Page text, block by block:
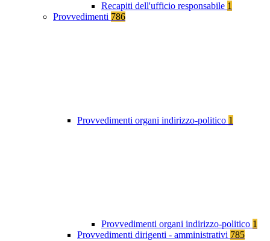
Recapiti dell'ufficio responsabile 1
Provvedimenti 786
Provvedimenti organi indirizzo-politico 1
Provvedimenti organi indirizzo-politico 1
Provvedimenti dirigenti - amministrativi 785